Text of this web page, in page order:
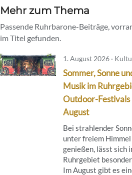
Mehr zum Thema
Passende Ruhrbarone-Beiträge,
im Titel gefunden.
1. August 2026 ·
Sommer, Sonne
Musik im
Outdoor-Festivals
August
Bei strahlender
unter freiem
genießen, lässt sich
Ruhrgebiet
Im August gibt es eine